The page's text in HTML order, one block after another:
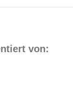
von: